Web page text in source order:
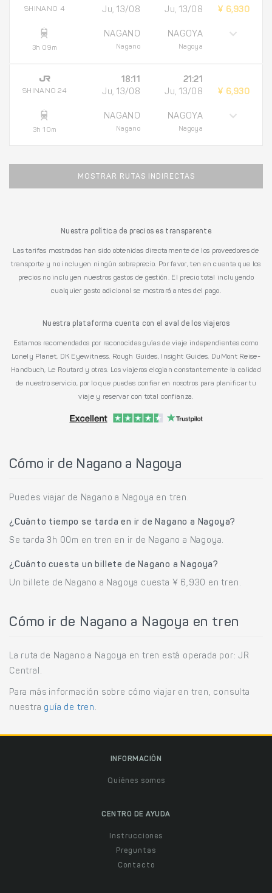
SHINANO 4
3h 09m
Ju, 13/08
NAGANO
Nagano
Ju, 13/08
NAGOYA
Nagoya
¥ 6,930
SHINANO 24
3h 10m
18:11
Ju, 13/08
NAGANO
Nagano
21:21
Ju, 13/08
NAGOYA
Nagoya
¥ 6,930
MOSTRAR RUTAS INDIRECTAS
Nuestra política de precios es transparente
Las tarifas mostradas han sido obtenidas directamente de los proveedores de
transporte y no incluyen ningún sobreprecio. Por favor, ten en cuenta que los
precios no incluyen nuestros gastos de gestión. El precio total incluyendo
cualquier gasto adicional se mostrará antes del pago.
Nuestra plataforma cuenta con el aval de los viajeros
Estamos recomendados por reconocidas guías de viaje independientes como
Lonely Planet, DK Eyewitness, Rough Guides, Insight Guides, DuMont Reise-
Handbuch, Le Routard y otras. Los viajeros elogian constantemente la calidad
de nuestro servicio, por lo que puedes confiar en nosotros para planificar tu
viaje y reservar con total confianza.
Cómo ir de Nagano a Nagoya
Puedes viajar de Nagano a Nagoya en tren.
¿Cuánto tiempo se tarda en ir de Nagano a Nagoya?
Se tarda 3h 00m en tren en ir de Nagano a Nagoya.
¿Cuánto cuesta un billete de Nagano a Nagoya?
Un billete de Nagano a Nagoya cuesta ¥ 6,930 en tren.
Cómo ir de Nagano a Nagoya en tren
La ruta de Nagano a Nagoya en tren está operada por: JR
Central.
Para más información sobre cómo viajar en tren, consulta
nuestra guía de tren .
INFORMACIÓN
Quiénes somos
CENTRO DE AYUDA
Instrucciones
Preguntas
Contacto